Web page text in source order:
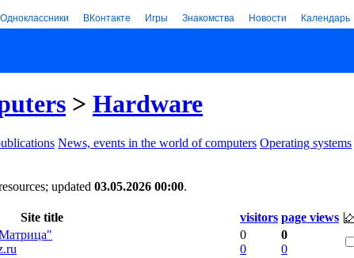
Одноклассники ВКонтакте Игры Знакомства Новости Календарь
> Hardware
News, events in the world of computers Operating systems
updated 03.05.2026 00:00.
Site title visitors page views
0
0
0
0